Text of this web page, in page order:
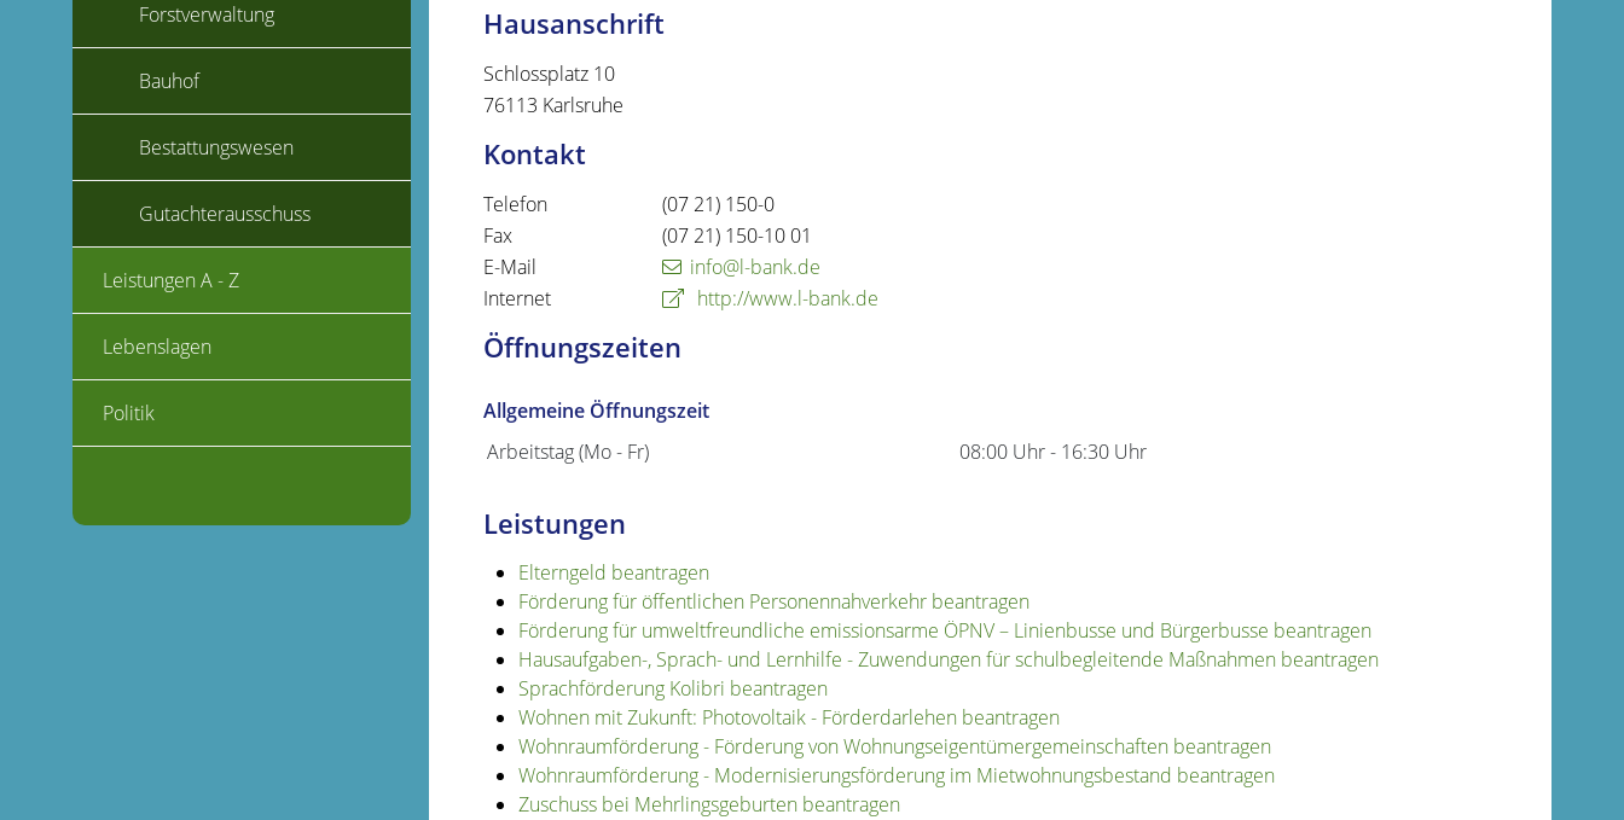
Hausanschrift
Schlossplatz 10
76113 Karlsruhe
Kontakt
Telefon (07 21) 150-0
Fax
(07 21) 150-10 01
E-Mail
info@l-bank.de
Internet
http://www.l-bank.de
Öffnungszeiten
Allgemeine Öffnungszeit
Arbeitstag (Mo - Fr)
08:00 Uhr- 16:30 Uhr
Leistungen
Elterngeld beantragen
Förderung für öffentlichen Personennahverkehr beantragen
Förderung für umweltfreundliche emissionsarme ÖPNV – Linienbusse und Bürgerbusse beantragen
Hausaufgaben-, Sprach- und Lernhilfe - Zuwendungen für schulbegleitende Maßnahmen beantragen
Sprachförderung Kolibri beantragen
Wohnen mit Zukunft: Photovoltaik - Förderdarlehen beantragen
Wohnraumförderung - Förderung von Wohnungseigentümergemeinschaften beantragen
Wohnraumförderung - Modernisierungsförderung im Mietwohnungsbestand beantragen
Zuschuss bei Mehrlingsgeburten beantragen
Forstverwaltung
Bauhof
Bestattungswesen
Gutachterausschuss
Leistungen A - Z
Lebenslagen
Politik